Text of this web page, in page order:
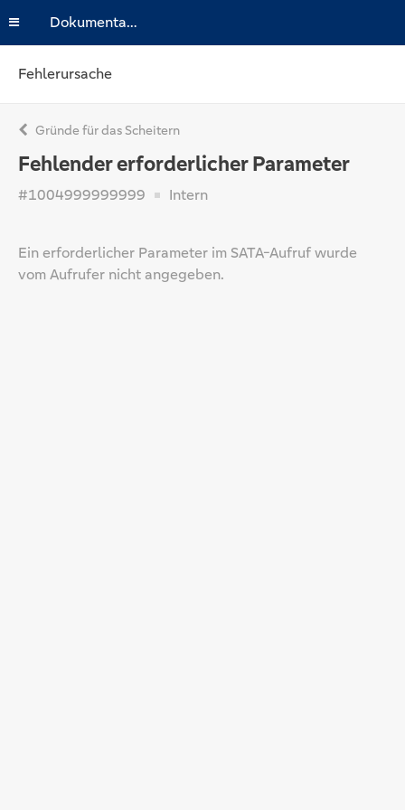
Dokumentation
Fehlerursache
Gründe für das Scheitern
Fehlender erforderlicher Parameter
#1004999999999 Intern
Ein erforderlicher Parameter im SATA-Aufruf wurde
vom Aufrufer nicht angegeben.